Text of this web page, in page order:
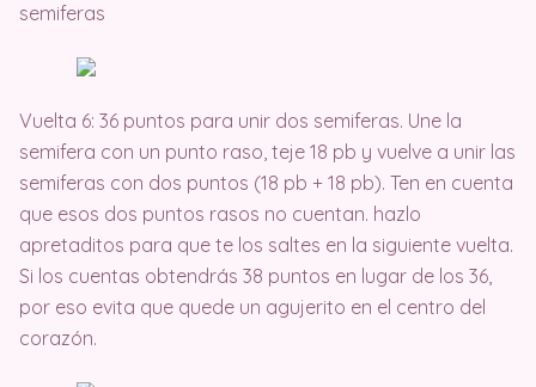
semiferas
Vuelta 6: 36 puntos para unir dos semiferas. Une la
semifera con un punto raso, teje 18 pb y vuelve a unir las
semiferas con dos puntos (18 pb + 18 pb). Ten en cuenta
que esos dos puntos rasos no cuentan. hazlo
apretaditos para que te los saltes en la siguiente vuelta.
Si los cuentas obtendrás 38 puntos en lugar de los 36,
por eso evita que quede un agujerito en el centro del
corazón.